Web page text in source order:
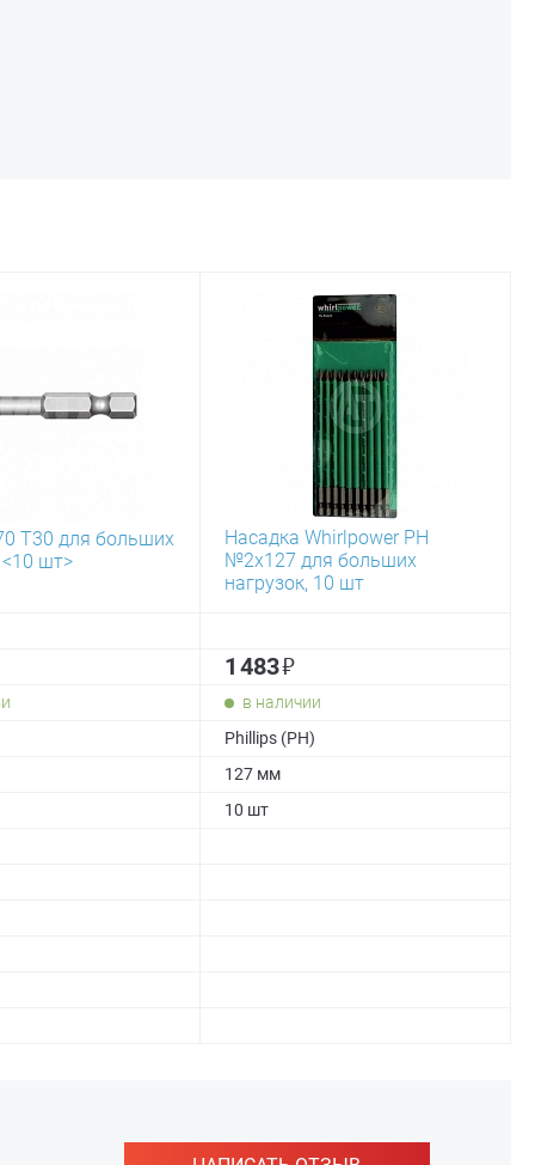
Т30 для больших
<10 шт>
Насадка Whirlpower PH
№2х127 для больших
нагрузок, 10 шт
1 483₽
в наличии
Phillips (PH)
127 мм
10 шт